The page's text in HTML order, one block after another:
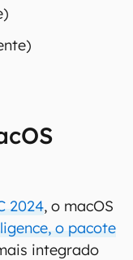
2024, o macOS
o pacote
integrado